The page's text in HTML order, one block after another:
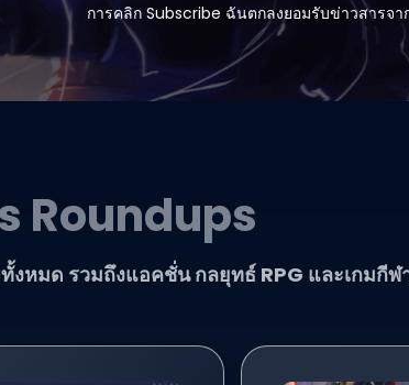
การคลิก Subscribe ฉันตกลงยอมรับข่าวสารจา
Roundups
หมด รวมถึงแอคชั่น กลยุทธ์ RPG และเกมกีฬ